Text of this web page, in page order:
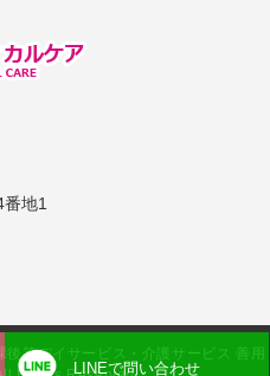
LINEで問い合わせ
地1
等デイサービス・介護サービス 善用